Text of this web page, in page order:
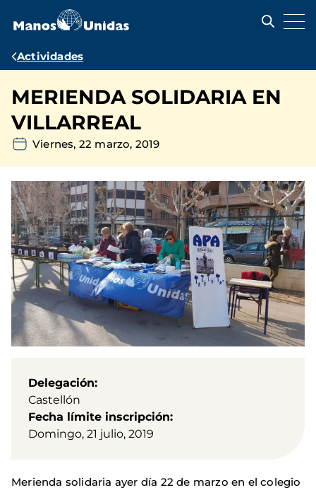
contenido
Ruta
navegación
Actividades
MERIENDA SOLIDARIA EN
VILLARREAL
Viernes, 22 marzo, 2019
Delegación
Castellón
Fecha límite inscripción
Domingo, 21 julio, 2019
Merienda solidaria ayer día 22 de marzo en el colegio